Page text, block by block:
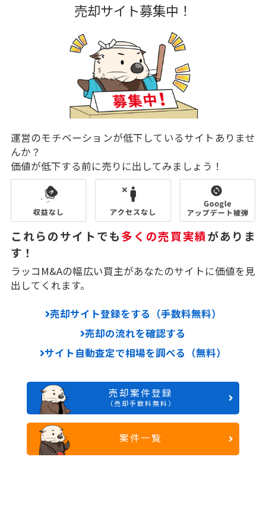
売却サイト募集中！
運営のモチベーションが低下しているサイトありませ
んか？
価値が低下する前に売りに出してみましょう！
これらのサイトでも多くの売買実績がありま
す！
ラッコM&Aの幅広い買主があなたのサイトに価値を見
出してくれます。
売却サイト登録をする（手数料無料）
売却の流れを確認する
サイト自動査定で相場を調べる（無料）
売却案件登録
（売却手数料無料）
案件一覧